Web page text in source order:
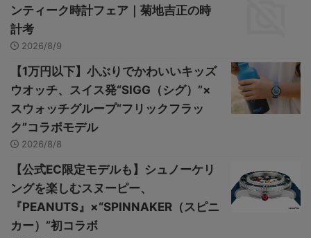
ンティーク時計フェア｜菊地吉正の時
計考
2026/8/9
【1万円以下】小ぶりでかわいいキッズ
ウオッチ、スイス発“SIGG（シグ）”×
スウォッチグループ“フリックフラッ
ク”コラボモデル
2026/8/8
【公式EC限定モデルも】シュノーケリ
ングを楽しむスヌーピー、
『PEANUTS』×“SPINNAKER（スピニ
カー）”初コラボ